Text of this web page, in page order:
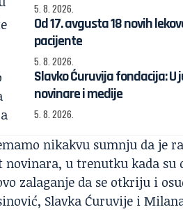
5. 8. 2026.
Od 17. avgusta 18 novih
pacijente
5. 8. 2026.
Slavko Ćuruvija fondacija:
novinare i medije
5. 8. 2026.
nikakvu sumnju da je
novinara, u trenutku kada
zalaganje da se otkriju i
Slavka Ćuruvije i